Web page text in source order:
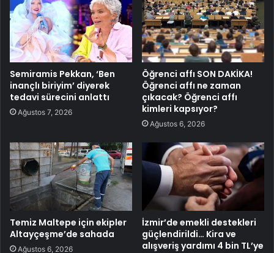
Semiramis Pekkan, ‘Ben
inançlı biriyim’ diyerek
tedavi sürecini anlattı
Ağustos 7, 2026
Öğrenci affı SON DAKİKA!
Öğrenci affı ne zaman
çıkacak? Öğrenci affı
kimleri kapsıyor?
Ağustos 6, 2026
Temiz Maltepe için ekipler
Altayçeşme’de sahada
Ağustos 6, 2026
İzmir’de emekli destekleri
güçlendirildi… Kira ve
alışveriş yardımı 4 bin TL’ye